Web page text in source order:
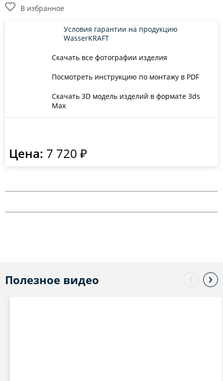
В избранное
Скачать все фотографии изделия
Посмотреть инструкцию по монтажу в PDF
Скачать 3D модель изделий в формате 3ds
Max
Условия гарантии на продукцию
WasserKRAFT
Цена: 7 720 ₽
Полезное видео